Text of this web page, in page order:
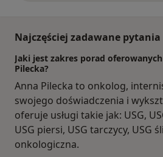
Najczęściej zadawane pytania
Jaki jest zakres porad
Pilecka?
Anna Pilecka to onkolog,
swojego doświadczenia i
oferuje usługi takie jak: USG,
USG piersi, USG tarczycy, USG
onkologiczna.